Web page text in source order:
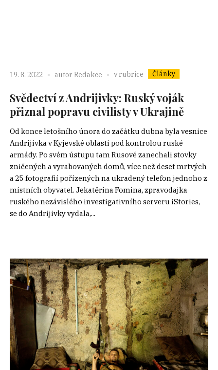
19. 8. 2022 autor Redakce v rubrice Články
Svědectví z Andrijivky: Ruský voják
přiznal popravu civilisty v Ukrajině
Od konce letošního února do začátku dubna byla vesnice
Andrijivka v Kyjevské oblasti pod kontrolou ruské
armády. Po svém ústupu tam Rusové zanechali stovky
zničených a vyrabovaných domů, více než deset mrtvých
a 25 fotografií pořízených na ukradený telefon jednoho z
místních obyvatel. Jekatěrina Fomina, zpravodajka
ruského nezávislého investigativního serveru iStories,
se do Andrijivky vydala,...